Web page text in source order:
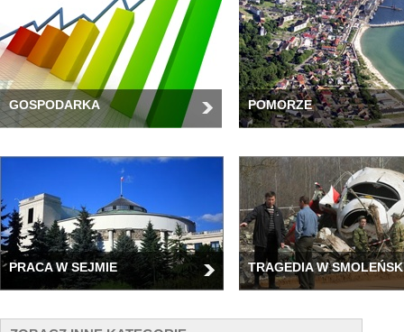
GOSPODARKA POMORZE
PRACA W SEJMIE TRAGEDIA W